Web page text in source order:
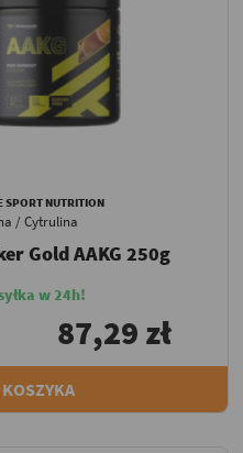
SPORT NUTRITION
/ Cytrulina
Gold AAKG 250g
w 24h!
87,29 zł